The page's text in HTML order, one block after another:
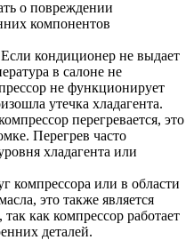
о повреждении
компонентов
Если кондиционер не выдает
в салоне не
не функционирует
утечка хладагента.
перегревается, это
Перегрев часто
хладагента или
компрессора или в области
это также является
как компрессор работает
деталей.